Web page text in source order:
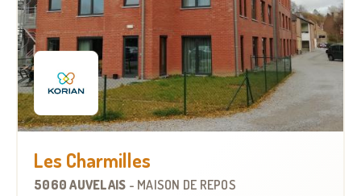
Les Charmilles
5060 AUVELAIS - MAISON DE REPOS